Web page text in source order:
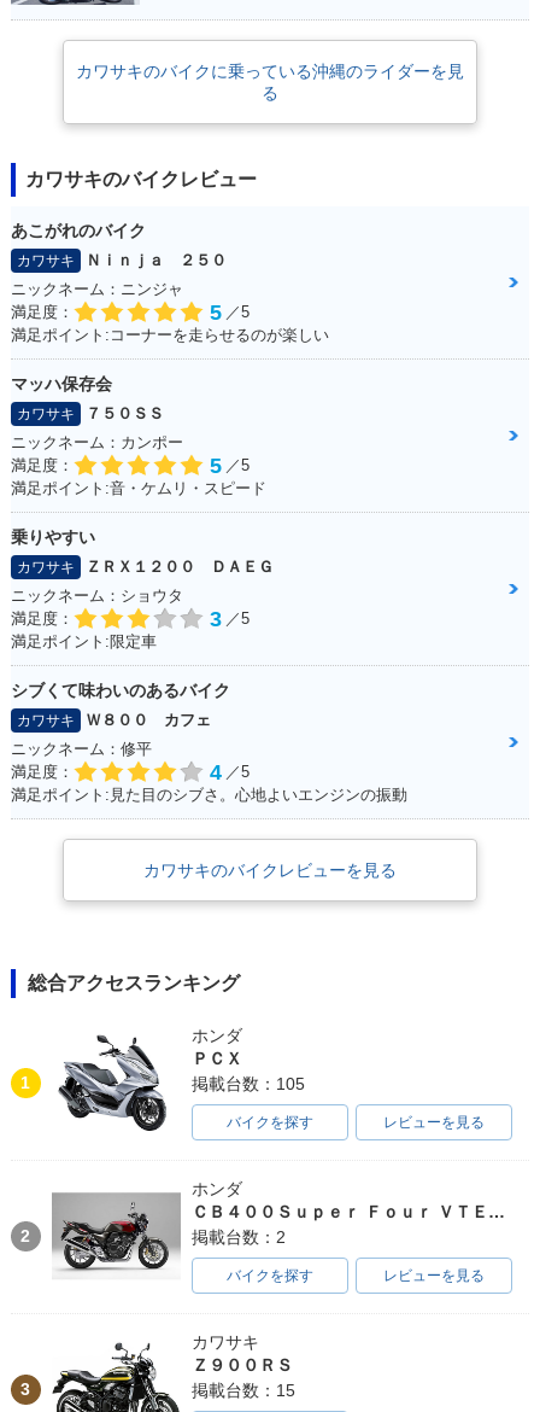
新登場
カワサキのバイクに乗っている沖縄のライダーを見
る
カワサキのバイクレビュー
あこがれのバイク
カワサキ
Ｎｉｎｊａ ２５０
ニックネーム：ニンジャ
満足度：
5 ／5
満足ポイント:コーナーを走らせるのが楽しい
マッハ保存会
カワサキ
７５０ＳＳ
ニックネーム：カンポー
満足度：
5 ／5
満足ポイント:音・ケムリ・スピード
乗りやすい
カワサキ
ＺＲＸ１２００ ＤＡＥＧ
ニックネーム：ショウタ
満足度：
3 ／5
満足ポイント:限定車
シブくて味わいのあるバイク
カワサキ
Ｗ８００ カフェ
ニックネーム：修平
満足度：
4 ／5
満足ポイント:見た目のシブさ。心地よいエンジンの振動
カワサキのバイクレビューを見る
総合アクセスランキング
1
ホンダ
ＰＣＸ
掲載台数：105
バイクを探す レビューを見る
2
ホンダ
ＣＢ４００Ｓｕｐｅｒ Ｆｏｕｒ ＶＴＥＣ ＳＰＥＣ３
掲載台数：2
バイクを探す レビューを見る
3
カワサキ
Ｚ９００ＲＳ
掲載台数：15